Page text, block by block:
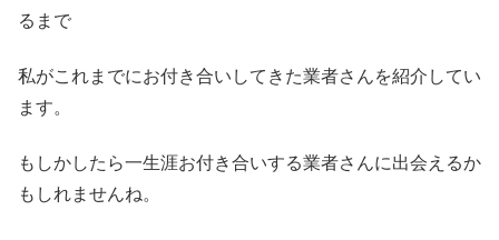
るまで
私がこれまでにお付き合いしてきた業者さんを紹介してい
ます。
もしかしたら一生涯お付き合いする業者さんに出会えるか
もしれませんね。